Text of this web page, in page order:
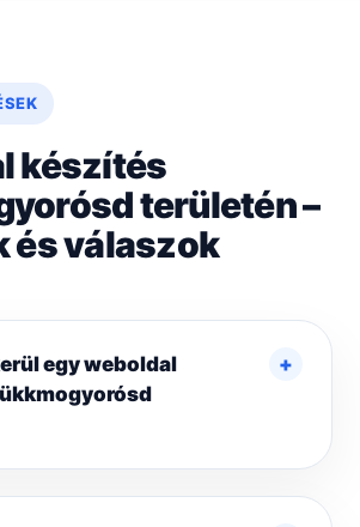
készítés
területén –
és válaszok
egy weboldal